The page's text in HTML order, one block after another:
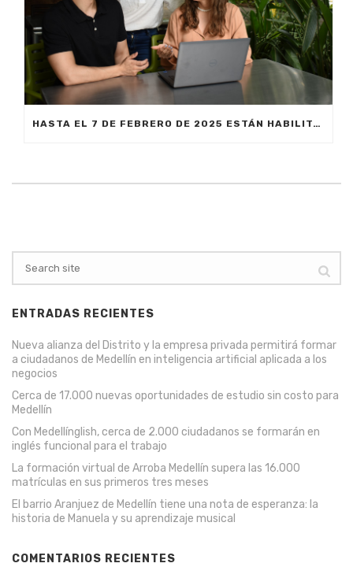
HASTA EL 7 DE FEBRERO DE 2025 ESTÁN HABILITADAS LAS INSCRIPCIONES EN MEDELLÍN PARA ESTUDIAR CON EL PROGRAMA MATRÍCULA CERO
ENTRADAS RECIENTES
Nueva alianza del Distrito y la empresa privada permitirá formar
a ciudadanos de Medellín en inteligencia artificial aplicada a los
negocios
Cerca de 17.000 nuevas oportunidades de estudio sin costo para
Medellín
Con Medellínglish, cerca de 2.000 ciudadanos se formarán en
inglés funcional para el trabajo
La formación virtual de Arroba Medellín supera las 16.000
matrículas en sus primeros tres meses
El barrio Aranjuez de Medellín tiene una nota de esperanza: la
historia de Manuela y su aprendizaje musical
COMENTARIOS RECIENTES